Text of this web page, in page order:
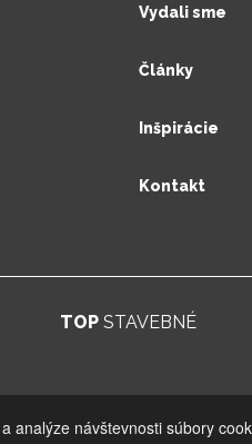
analýze návštevnosti súbory
Vydali sme
Články
Inšpirácie
Kontakt
TOPSTAVEBNÉ